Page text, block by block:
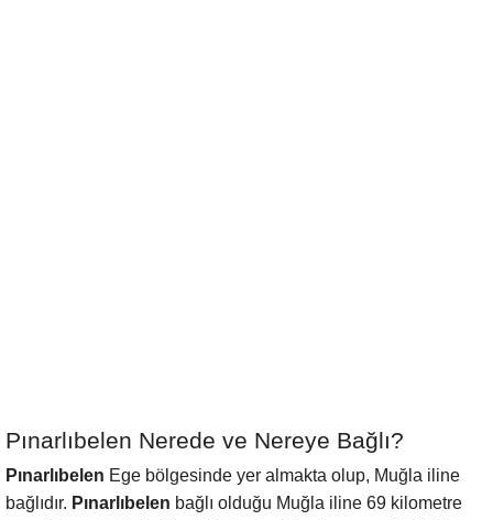
Pınarlıbelen Nerede ve Nereye Bağlı?
Pınarlıbelen Ege bölgesinde yer almakta olup, Muğla iline
bağlıdır. Pınarlıbelen bağlı olduğu Muğla iline 69 kilometre